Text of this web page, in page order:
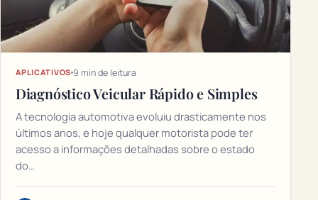
APLICATIVOS 9 min de leitura
Diagnóstico Veicular Rápido e Simples
A tecnologia automotiva evoluiu drasticamente nos
últimos anos, e hoje qualquer motorista pode ter
acesso a informações detalhadas sobre o estado
do…